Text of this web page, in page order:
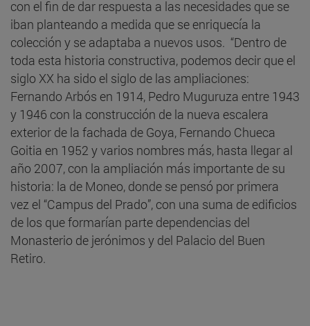
con el fin de dar respuesta a las necesidades que se
iban planteando a medida que se enriquecía la
colección y se adaptaba a nuevos usos. “Dentro de
toda esta historia constructiva, podemos decir que el
siglo XX ha sido el siglo de las ampliaciones:
Fernando Arbós en 1914, Pedro Muguruza entre 1943
y 1946 con la construcción de la nueva escalera
exterior de la fachada de Goya, Fernando Chueca
Goitia en 1952 y varios nombres más, hasta llegar al
año 2007, con la ampliación más importante de su
historia: la de Moneo, donde se pensó por primera
vez el “Campus del Prado”, con una suma de edificios
de los que formarían parte dependencias del
Monasterio de jerónimos y del Palacio del Buen
Retiro.